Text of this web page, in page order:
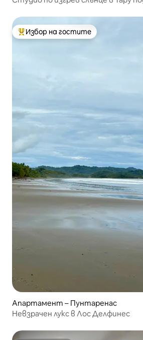
Най-популярен избор на гостите
Избор на гостите
Апартамент – Пунтаренас
Невзрачен лукс в Лос Делфинес